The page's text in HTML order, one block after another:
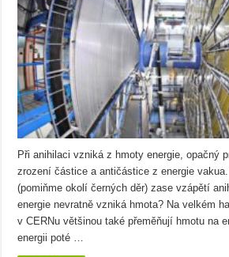
Při anihilaci vzniká z hmoty energie, opačný
zrození částice a antičástice z energie
(pomiňme okolí černých děr) zase vzápětí
energie nevratně vzniká hmota? Na velkém
v CERNu většinou také přeměňují hmotu na
energii poté …